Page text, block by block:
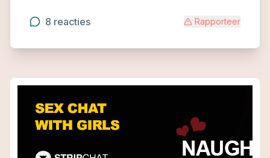
8 reacties Rapporteer